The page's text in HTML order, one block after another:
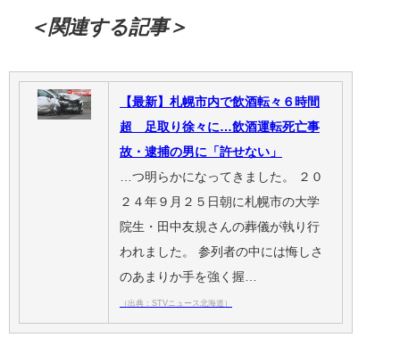
＜関連する記事＞
【最新】札幌市内で飲酒転々６時間
超 足取り徐々に…飲酒運転死亡事
故・逮捕の男に「許せない」
…つ明らかになってきました。 ２０
２４年９月２５日朝に札幌市の大学
院生・田中友規さんの葬儀が執り行
われました。 参列者の中には悔しさ
のあまりか手を強く握…
（出典：STVニュース北海道）